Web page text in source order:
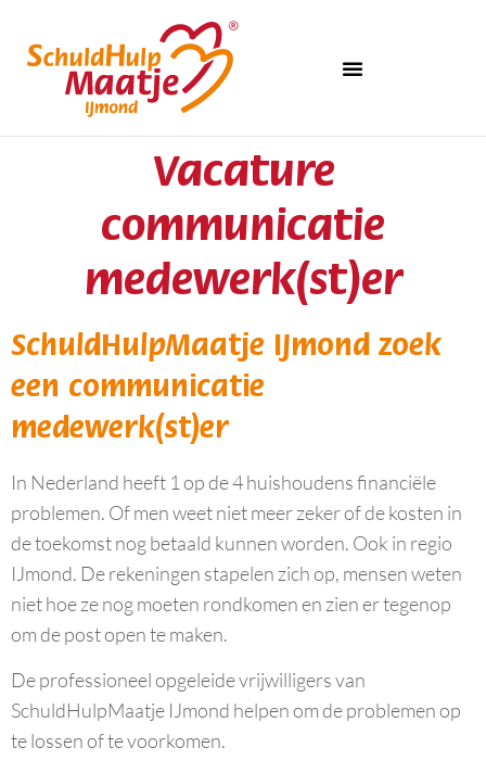
Vacature
communicatie
medewerk(st)er
SchuldHulpMaatje IJmond zoek
een communicatie
medewerk(st)er
In Nederland heeft 1 op de 4 huishoudens financiële
problemen. Of men weet niet meer zeker of de kosten in
de toekomst nog betaald kunnen worden. Ook in regio
IJmond. De rekeningen stapelen zich op, mensen weten
niet hoe ze nog moeten rondkomen en zien er tegenop
om de post open te maken.
De professioneel opgeleide vrijwilligers van
SchuldHulpMaatje IJmond helpen om de problemen op
te lossen of te voorkomen.